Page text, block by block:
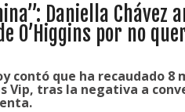
Daniella Chávez
O’Higgins por no
contó que ha recaudado 8
Vip, tras la negativa a